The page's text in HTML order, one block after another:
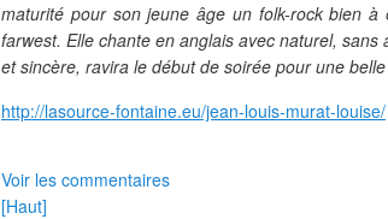
maturité pour son jeune âge un folk-rock bien
farwest. Elle chante en anglais avec naturel,
et sincère, ravira le début de soirée pour une
http://lasource-fontaine.eu/jean-louis-murat-louise/
Voir les commentaires
[Haut]